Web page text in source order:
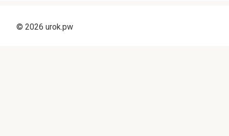
© 2026 urok.pw